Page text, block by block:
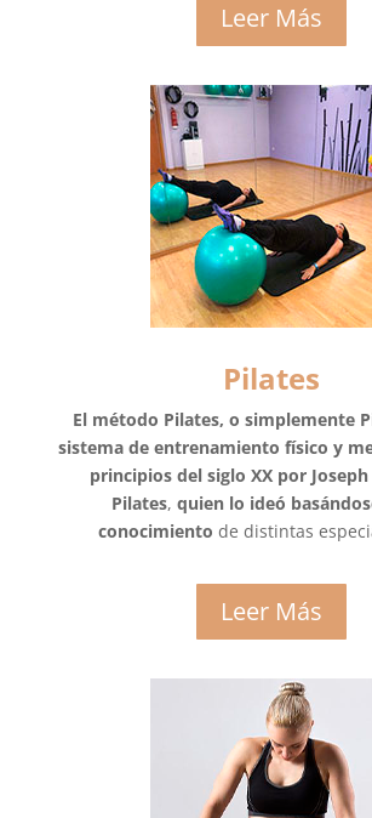
Leer Más
Pilates
El método Pilates, o simplemente
sistema de entrenamiento físico y
principios del siglo XX por
Pilates,quien lo ideó
conocimiento de distintas
Leer Más